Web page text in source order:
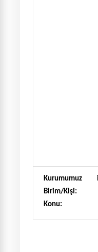
Kurumumuz
Birim/Kişi:
Konu: